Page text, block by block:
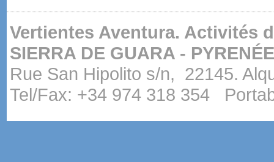
Vertientes Aventura. Activités
SIERRA DE GUARA -
Rue San Hipolito s/n, 22145.
Tel/Fax: +34 974 318 354